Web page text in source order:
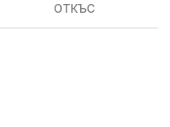
ОТКЪС